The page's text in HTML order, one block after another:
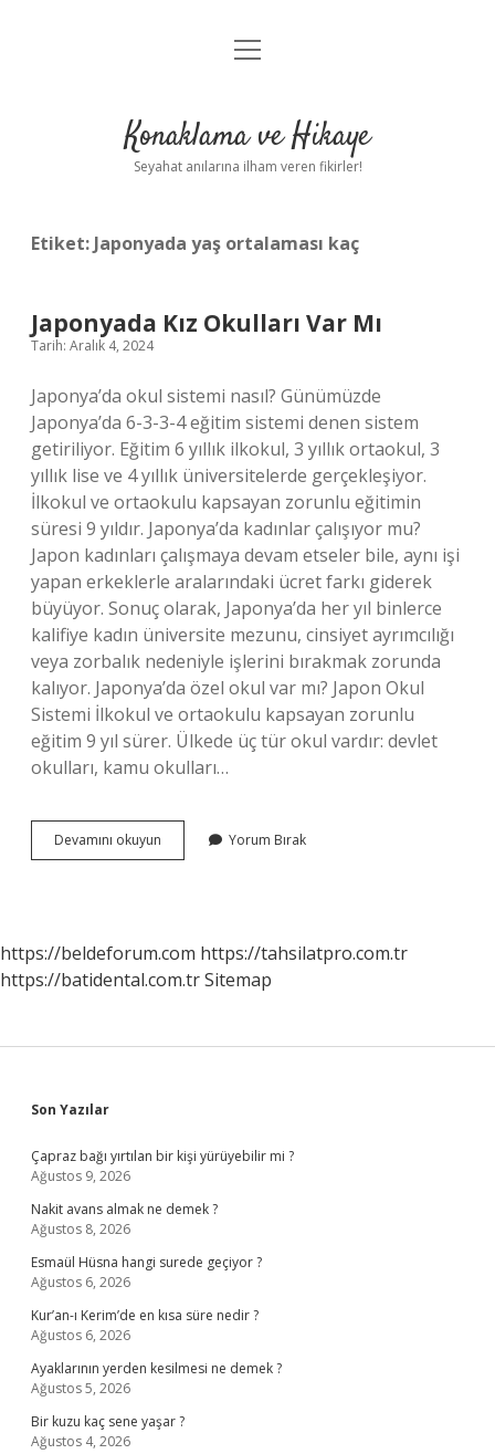
Anasayfa
Yasal Uyarı
menüyü
Konaklama ve Hikaye
Seyahat anılarına ilham veren fikirler!
Etiket: Japonyada yaş ortalaması kaç
Japonyada Kız Okulları Var Mı
Tarih: Aralık 4, 2024
Japonya’da okul sistemi nasıl? Günümüzde
Japonya’da 6-3-3-4 eğitim sistemi denen sistem
getiriliyor. Eğitim 6 yıllık ilkokul, 3 yıllık ortaokul, 3
yıllık lise ve 4 yıllık üniversitelerde gerçekleşiyor.
İlkokul ve ortaokulu kapsayan zorunlu eğitimin
süresi 9 yıldır. Japonya’da kadınlar çalışıyor mu?
Japon kadınları çalışmaya devam etseler bile, aynı işi
yapan erkeklerle aralarındaki ücret farkı giderek
büyüyor. Sonuç olarak, Japonya’da her yıl binlerce
kalifiye kadın üniversite mezunu, cinsiyet ayrımcılığı
veya zorbalık nedeniyle işlerini bırakmak zorunda
kalıyor. Japonya’da özel okul var mı? Japon Okul
Sistemi İlkokul ve ortaokulu kapsayan zorunlu
eğitim 9 yıl sürer. Ülkede üç tür okul vardır: devlet
okulları, kamu okulları…
Devamını okuyun Japonyada
Kız
Yorum Bırak
https://beldeforum.com https://tahsilatpro.com.tr
https://batidental.com.trSitemap
Sidebar
Son Yazılar
Çapraz bağı yırtılan bir kişi yürüyebilir mi ?
Ağustos 9, 2026
Nakit avans almak ne demek ?
Ağustos 8, 2026
Esmaül Hüsna hangi surede geçiyor ?
Ağustos 6, 2026
Kur’an-ı Kerim’de en kısa süre nedir ?
Ağustos 6, 2026
Ayaklarının yerden kesilmesi ne demek ?
Ağustos 5, 2026
Bir kuzu kaç sene yaşar ?
Ağustos 4, 2026